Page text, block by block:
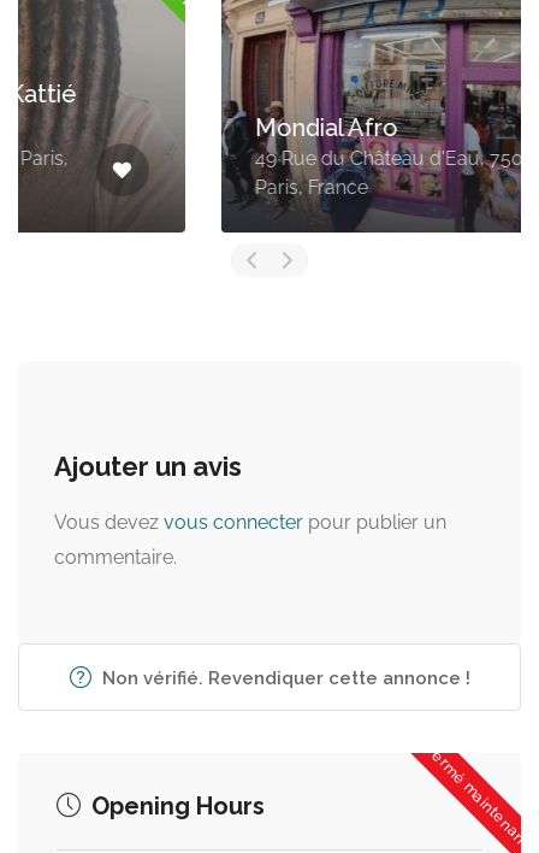
Mondial Afro
49 Rue du Château d'Eau, 75010
Paris, France
Ajouter un avis
Vous devez vous connecter pour publier un
commentaire.
Non vérifié. Revendiquer cette annonce !
Fermé maintenant
Opening Hours